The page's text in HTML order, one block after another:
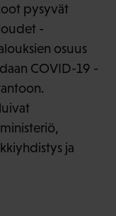
pysyvät
-
osuus
COVID-19 -
ja